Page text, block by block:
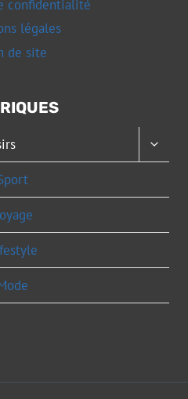
confidentialité
légales
de site